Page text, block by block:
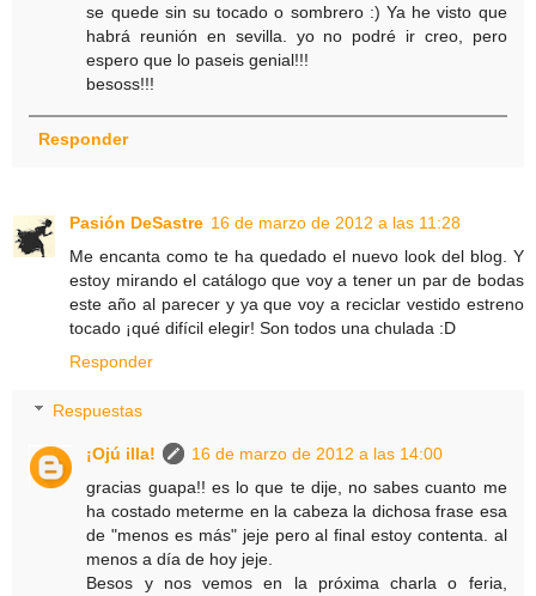
se quede sin su tocado o sombrero :) Ya he visto que
habrá reunión en sevilla. yo no podré ir creo, pero
espero que lo paseis genial!!!
besoss!!!
Responder
Pasión DeSastre 16 de marzo de 2012 a las 11:28
Me encanta como te ha quedado el nuevo look del blog. Y
estoy mirando el catálogo que voy a tener un par de bodas
este año al parecer y ya que voy a reciclar vestido estreno
tocado ¡qué difícil elegir! Son todos una chulada :D
Responder
Respuestas
¡Ojú illa!
16 de marzo de 2012 a las 14:00
gracias guapa!! es lo que te dije, no sabes cuanto me
ha costado meterme en la cabeza la dichosa frase esa
de "menos es más" jeje pero al final estoy contenta. al
menos a día de hoy jeje.
Besos y nos vemos en la próxima charla o feria,